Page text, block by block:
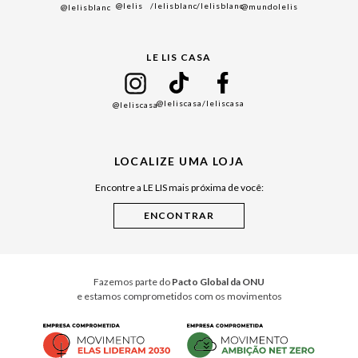
Black Friday
Cuidados Casa
@lelisblanc @lelis /lelisblanc/lelisblanc@mundolelis
LE LIS CASA
@leliscasa@leliscasa/leliscasa
LOCALIZE UMA LOJA
Encontre a LE LIS mais próxima de você:
Fazemos parte do Pacto Global da ONU
e estamos comprometidos com os movimentos